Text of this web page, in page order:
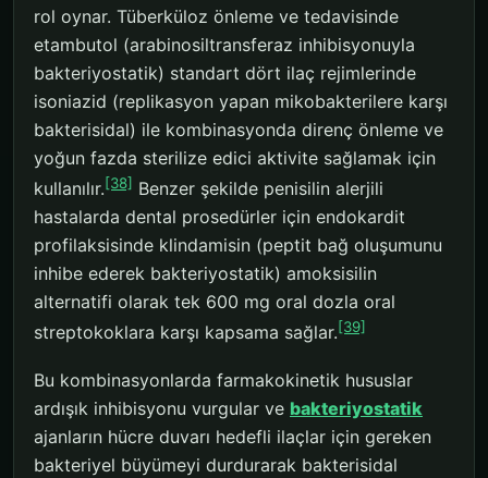
rol oynar. Tüberküloz önleme ve tedavisinde
etambutol (arabinosiltransferaz inhibisyonuyla
bakteriyostatik) standart dört ilaç rejimlerinde
isoniazid (replikasyon yapan mikobakterilere karşı
bakterisidal) ile kombinasyonda direnç önleme ve
yoğun fazda sterilize edici aktivite sağlamak için
kullanılır.[38] Benzer şekilde penisilin alerjili
hastalarda dental prosedürler için endokardit
profilaksisinde klindamisin (peptit bağ oluşumunu
inhibe ederek bakteriyostatik) amoksisilin
alternatifi olarak tek 600 mg oral dozla oral
streptokoklara karşı kapsama sağlar.[39]
Bu kombinasyonlarda farmakokinetik hususlar
ardışık inhibisyonu vurgular ve bakteriyostatik
ajanların hücre duvarı hedefli ilaçlar için gereken
bakteriyel büyümeyi durdurarak bakterisidal